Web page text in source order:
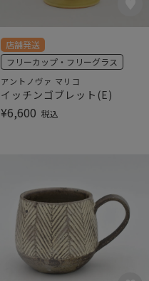
店舗発送
フリーカップ・フリーグラス
アントノヴァ マリコ
イッチンゴブレット(E)
¥6,600 税込